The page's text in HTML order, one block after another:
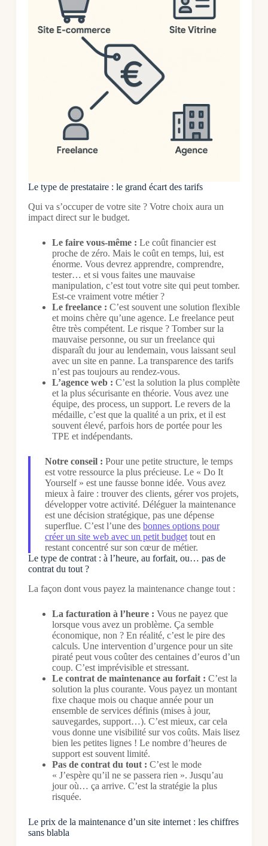
Le type de prestataire : le grand écart des tarifs
Qui va s’occuper de votre site ? Votre choix aura un
impact direct sur le budget.
Le faire vous-même : Le coût financier est
proche de zéro. Mais le coût en temps, lui, est
énorme. Vous devrez apprendre, comprendre,
tester… et si vous faites une mauvaise
manipulation, c’est tout votre site qui peut tomber.
Est-ce vraiment votre métier ?
Le freelance : C’est souvent une solution flexible
et moins chère qu’une agence. Le freelance peut
être très compétent. Le risque ? Tomber sur la
mauvaise personne, ou sur un freelance qui
disparaît du jour au lendemain, vous laissant seul
avec un site en panne. La transparence des tarifs
n’est pas toujours au rendez-vous.
L’agence web : C’est la solution la plus complète
et la plus sécurisante en théorie. Vous avez une
équipe, des process, un support. Le revers de la
médaille, c’est que la qualité a un prix, et il est
souvent élevé, parfois hors de portée pour les
TPE et indépendants.
Notre conseil : Pour une petite structure, le temps
est votre ressource la plus précieuse. Le « Do It
Yourself » est une fausse bonne idée. Vous avez
mieux à faire : trouver des clients, gérer vos projets,
développer votre activité. Déléguer la maintenance
est une décision stratégique, pas une dépense
superflue. C’est l’une des bonnes options pour
créer un site web avec un petit budgettout en
restant concentré sur son cœur de métier.
Le type de contrat : à l’heure, au forfait, ou… pas de
contrat du tout ?
La façon dont vous payez la maintenance change tout :
La facturation à l’heure : Vous ne payez que
lorsque vous avez un problème. Ça semble
économique, non ? En réalité, c’est le pire des
calculs. Une intervention d’urgence pour un site
piraté peut vous coûter des centaines d’euros d’un
coup. C’est imprévisible et stressant.
Le contrat de maintenance au forfait : C’est la
solution la plus courante. Vous payez un montant
fixe chaque mois ou chaque année pour un
ensemble de services définis (mises à jour,
sauvegardes, support…). C’est mieux, car cela
vous donne une visibilité sur vos coûts. Mais lisez
bien les petites lignes ! Le nombre d’heures de
support est souvent limité.
Pas de contrat du tout : C’est le mode
« J’espère qu’il ne se passera rien ». Jusqu’au
jour où… ça arrive. C’est la stratégie la plus
risquée.
Le prix de la maintenance d’un site internet : les chiffres
sans blabla